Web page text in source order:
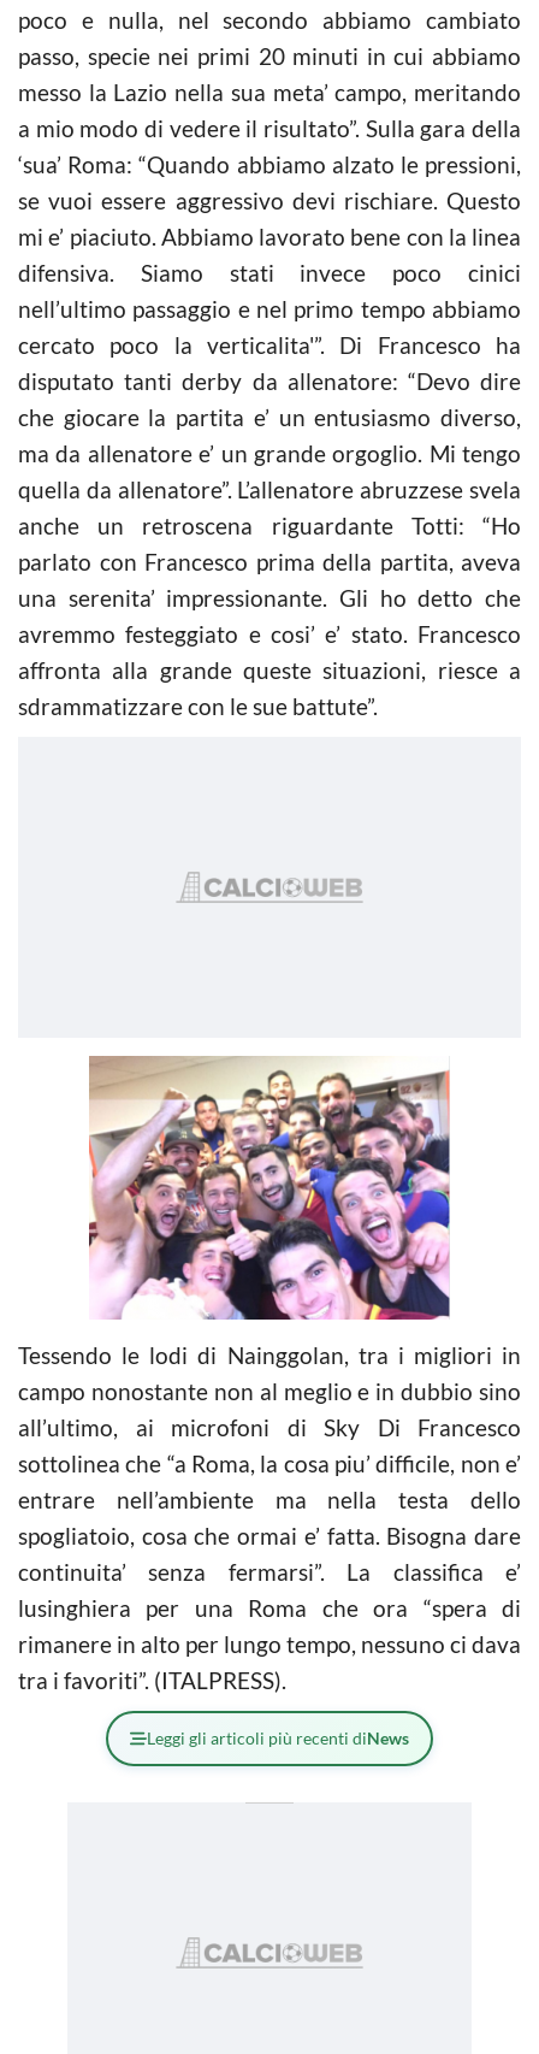
poco e nulla, nel secondo abbiamo cambiato
passo, specie nei primi 20 minuti in cui abbiamo
messo la Lazio nella sua meta’ campo, meritando
a mio modo di vedere il risultato”. Sulla gara della
‘sua’ Roma: “Quando abbiamo alzato le pressioni,
se vuoi essere aggressivo devi rischiare. Questo
mi e’ piaciuto. Abbiamo lavorato bene con la linea
difensiva. Siamo stati invece poco cinici
nell’ultimo passaggio e nel primo tempo abbiamo
cercato poco la verticalita'”. Di Francesco ha
disputato tanti derby da allenatore: “Devo dire
che giocare la partita e’ un entusiasmo diverso,
ma da allenatore e’ un grande orgoglio. Mi tengo
quella da allenatore”. L’allenatore abruzzese svela
anche un retroscena riguardante Totti: “Ho
parlato con Francesco prima della partita, aveva
una serenita’ impressionante. Gli ho detto che
avremmo festeggiato e cosi’ e’ stato. Francesco
affronta alla grande queste situazioni, riesce a
sdrammatizzare con le sue battute”.
Tessendo le lodi di Nainggolan, tra i migliori in
campo nonostante non al meglio e in dubbio sino
all’ultimo, ai microfoni di Sky Di Francesco
sottolinea che “a Roma, la cosa piu’ difficile, non e’
entrare nell’ambiente ma nella testa dello
spogliatoio, cosa che ormai e’ fatta. Bisogna dare
continuita’ senza fermarsi”. La classifica e’
lusinghiera per una Roma che ora “spera di
rimanere in alto per lungo tempo, nessuno ci dava
tra i favoriti”. (ITALPRESS).
Leggi gli articoli più recenti diNews